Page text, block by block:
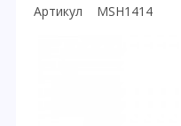
Артикул MSH1414